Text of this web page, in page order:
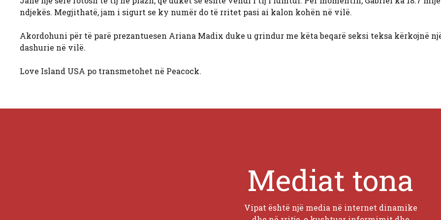
ndjekës. Megjithatë, jam i sigurt se ky numër do të rritet pasi ai kalon kohën në vilë.
Akordohuni për të parë prezantuesen Ariana Madix duke u grindur me këta beqarë seksi teksa kërkojnë
dashurie në vilë.
Love Island USA po transmetohet në Peacock.
Mediat tona
Vipat është një media në internet dinamike